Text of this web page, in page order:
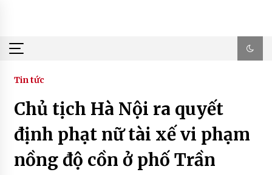
Tin tức
Chủ tịch Hà Nội ra quyết
định phạt nữ tài xế vi phạm
nồng độ cồn ở phố Trần